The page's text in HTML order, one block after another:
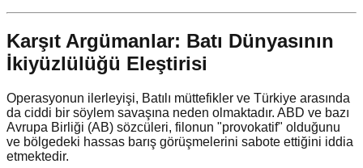
Karşıt Argümanlar: Batı Dünyasının
İkiyüzlülüğü Eleştirisi
Operasyonun ilerleyişi, Batılı müttefikler ve Türkiye arasında
da ciddi bir söylem savaşına neden olmaktadır. ABD ve bazı
Avrupa Birliği (AB) sözcüleri, filonun "provokatif" olduğunu
ve bölgedeki hassas barış görüşmelerini sabote ettiğini iddia
etmektedir.